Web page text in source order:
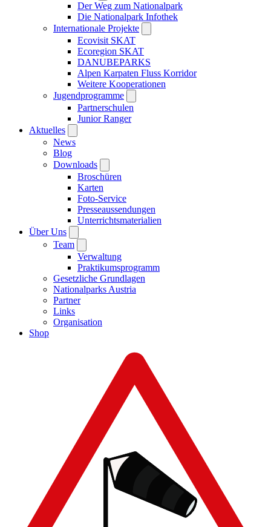
Der Weg zum Nationalpark
Die Nationalpark Infothek
Internationale Projekte
Ecovisit SKAT
Ecoregion SKAT
DANUBEPARKS
Alpen Karpaten Fluss Korridor
Weitere Kooperationen
Jugendprogramme
Partnerschulen
Junior Ranger
Aktuelles
News
Blog
Downloads
Broschüren
Karten
Foto-Service
Presseaussendungen
Unterrichtsmaterialien
Über Uns
Team
Verwaltung
Praktikumsprogramm
Gesetzliche Grundlagen
Nationalparks Austria
Partner
Links
Organisation
Shop